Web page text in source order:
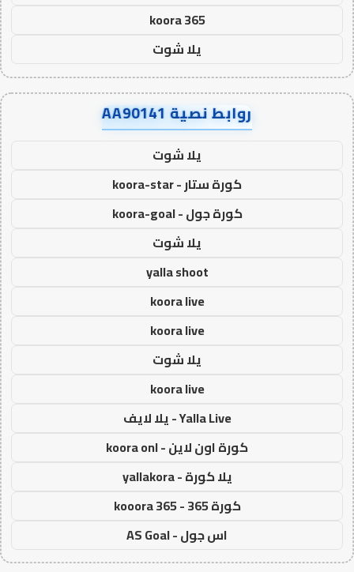
koora 365
يلا شوت
روابط نصية AA90141
يلا شوت
كورة ستار - koora-star
كورة جول - koora-goal
يلا شوت
yalla shoot
koora live
koora live
يلا شوت
koora live
Yalla Live - يلا لايف
كورة اون لاين - koora onl
يلا كورة - yallakora
كورة 365 - kooora 365
اس جول - AS Goal